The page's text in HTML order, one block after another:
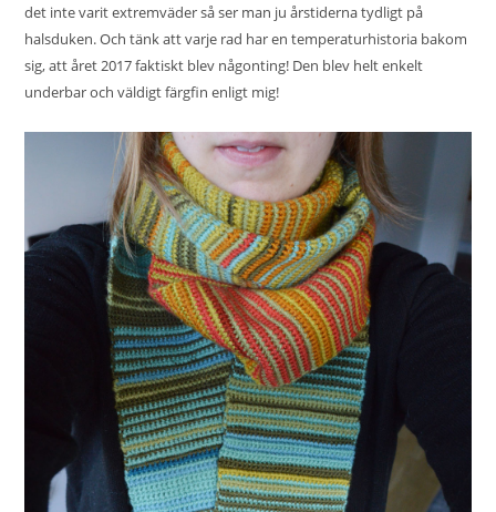
det inte varit extremväder så ser man ju årstiderna tydligt på
halsduken. Och tänk att varje rad har en temperaturhistoria bakom
sig, att året 2017 faktiskt blev någonting! Den blev helt enkelt
underbar och väldigt färgfin enligt mig!